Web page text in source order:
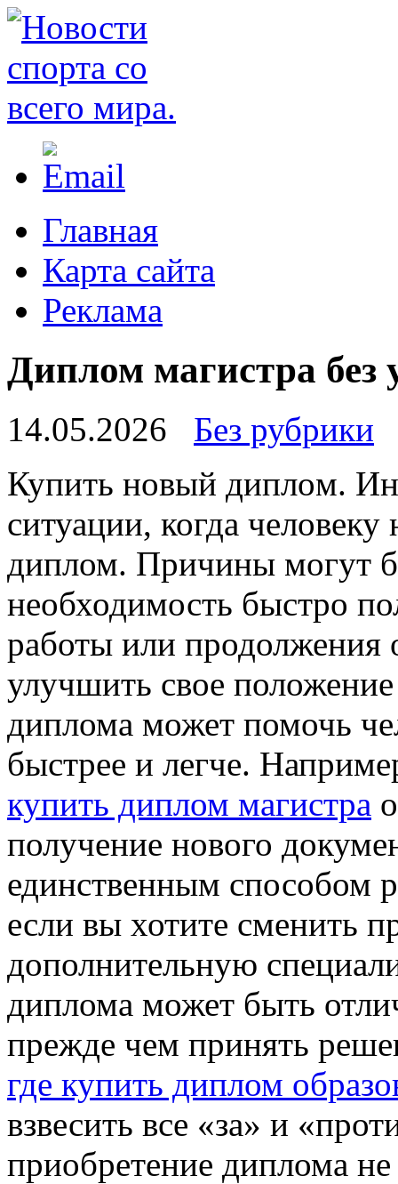
Главная
Карта сайта
Реклама
Диплом магистра
14.05.2026
Без рубрики
Купить нoвый диплoм.
ситуации, когда
диплом. Причины могут
необходимость быстро
работы или продолжения
улучшить свое
диплома может помочь
быстрее и легче.
купить диплом магистра
получение нового
единственным способом
если вы хотите сменить
дополнительную
диплома может быть
прежде чем принять
где купить диплом
взвесить все «за» и
приобретение диплома